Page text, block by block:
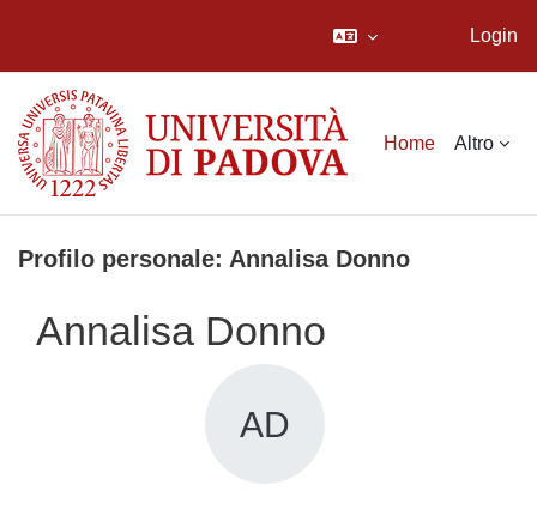
Login
Home Altro
Profilo personale: Annalisa Donno
Annalisa Donno
AD